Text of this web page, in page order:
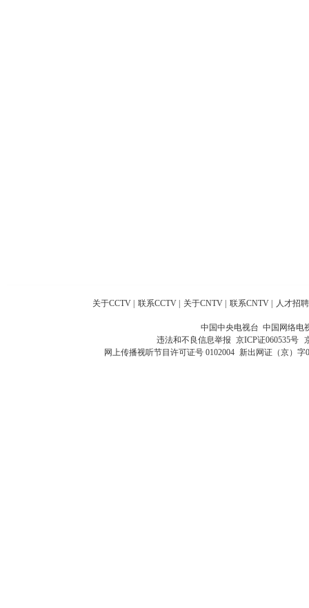
关于CCTV 联系CCTV 关于CNTV 联系CNTV 人才招聘
中国中央电视台 中国网络电
违法和不良信息举报 京ICP证060535号
网上传播视听节目许可证号 0102004 新出网证（京）